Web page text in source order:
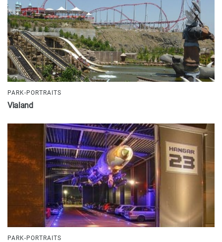
PARK-PORTRAITS
Vialand
PARK-PORTRAITS